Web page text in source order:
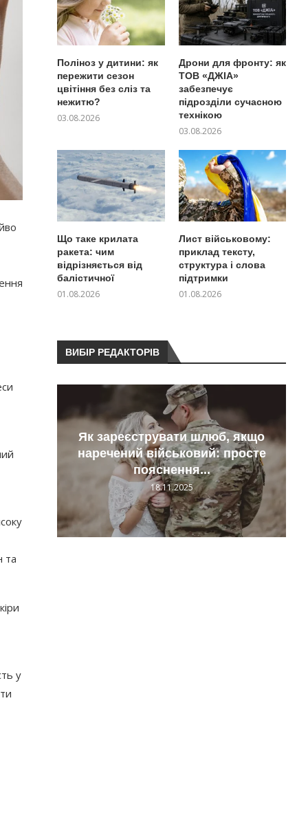
та
у
Поліноз у дитини: як
пережити сезон
цвітіння без сліз та
нежитю?
03.08.2026
Дрони для фронту: як
ТОВ «ДЖІА»
забезпечує
підрозділи сучасною
технікою
03.08.2026
Що таке крилата
ракета: чим
відрізняється від
балістичної
01.08.2026
Лист військовому:
приклад тексту,
структура і слова
підтримки
01.08.2026
ВИБІР РЕДАКТОРІВ
Як зареєструвати шлюб, якщо
наречений військовий: просте
пояснення...
18.11.2025